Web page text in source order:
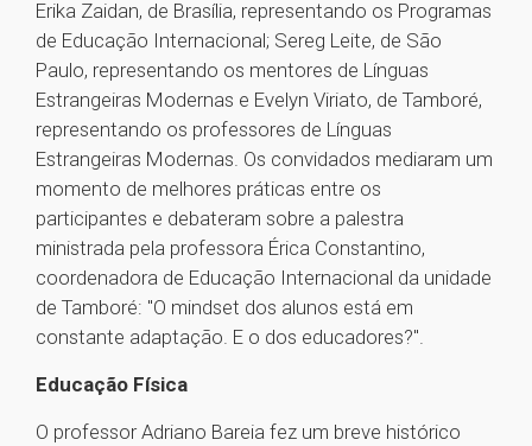
Erika Zaidan, de Brasília, representando os Programas
de Educação Internacional; Sereg Leite, de São
Paulo, representando os mentores de Línguas
Estrangeiras Modernas e Evelyn Viriato, de Tamboré,
representando os professores de Línguas
Estrangeiras Modernas. Os convidados mediaram um
momento de melhores práticas entre os
participantes e debateram sobre a palestra
ministrada pela professora Érica Constantino,
coordenadora de Educação Internacional da unidade
de Tamboré: "O mindset dos alunos está em
constante adaptação. E o dos educadores?".
Educação Física
O professor Adriano Bareia fez um breve histórico